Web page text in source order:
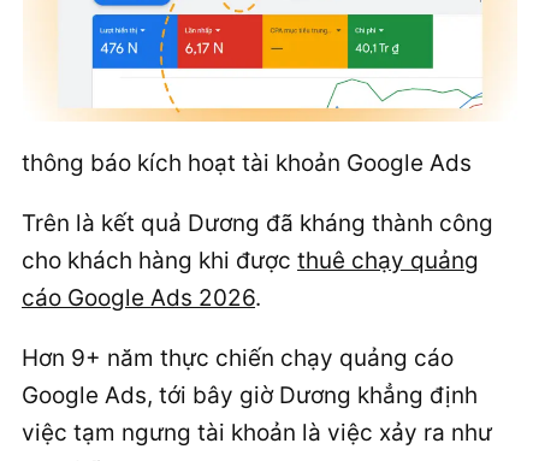
thông báo kích hoạt tài khoản Google Ads
Trên là kết quả Dương đã kháng thành công
cho khách hàng khi đượcthuê chạy quảng
cáo Google Ads 2026.
Hơn 9+ năm thực chiến chạy quảng cáo
Google Ads, tới bây giờ Dương khẳng định
việc tạm ngưng tài khoản là việc xảy ra như